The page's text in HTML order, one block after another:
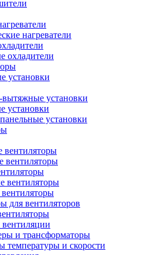
нагреватели
охладители
установки
установки
установки
установки
вентиляторы
вентиляторы
для вентиляторов
и трансформаторы
температуры и скорости